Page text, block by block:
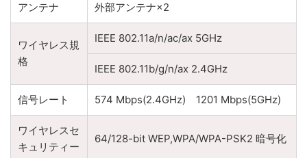
アンテナ 外部アンテナ×2
ワイヤレス規
格
IEEE 802.11a/n/ac/ax 5GHz
IEEE 802.11b/g/n/ax 2.4GHz
信号レート 574 Mbps(2.4GHz) 1201 Mbps(5GHz)
ワイヤレスセ
キュリティー
64/128-bit WEP,WPA/WPA-PSK2 暗号化